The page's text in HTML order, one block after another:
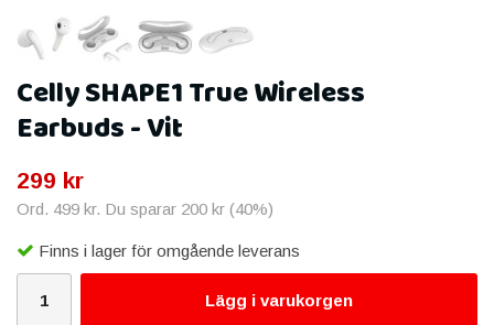
Celly SHAPE1 True Wireless
Earbuds - Vit
299 kr
Ord. 499 kr. Du sparar 200 kr (40%)
Finns i lager för omgående leverans
Lägg i varukorgen